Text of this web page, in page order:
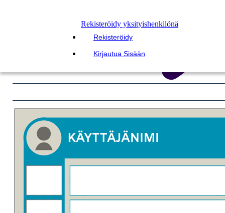
Rekisteröidy yksityishenkilönä
Rekisteröidy
Kirjautua Sisään